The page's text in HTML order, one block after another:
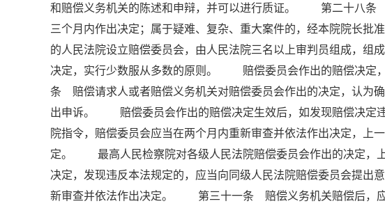
和赔偿义务机关的陈述和申辩，并可以进行质证。 第二十八条
三个月内作出决定；属于疑难、复杂、重大案件的，经本院院
的人民法院设立赔偿委员会，由人民法院三名以上审判员组成，
决定，实行少数服从多数的原则。 赔偿委员会作出的赔偿决
条 赔偿请求人或者赔偿义务机关对赔偿委员会作出的决定，认为
出申诉。 赔偿委员会作出的赔偿决定生效后，如发现赔偿决定
院指令，赔偿委员会应当在两个月内重新审查并依法作出决定，上
定。 最高人民检察院对各级人民法院赔偿委员会作出的决定，
决定，发现违反本法规定的，应当向同级人民法院赔偿委员会提出
新审查并依法作出决定。 第三十一条 赔偿义务机关赔偿后，应